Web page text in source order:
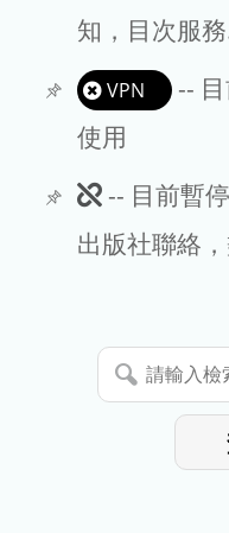
知，目次服
VPN
--
使用
此
期
暫
停
-- 目前暫
出版社聯絡
請
輸